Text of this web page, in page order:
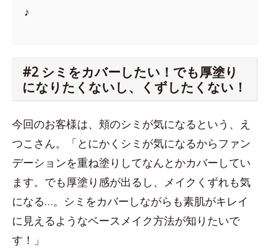
♪
#2 シミをカバーしたい！でも厚塗り
になりたくないし、くずしたくない！
今回のお客様は、頬のシミが気になるという、え
つこさん。「とにかくシミが気になるからファン
デーションを重ね塗りしてなんとかカバーしてい
ます。でも厚塗り感が出るし、メイクくずれも気
になる…。シミをカバーしながらも素肌がキレイ
に見えるようなベースメイク方法が知りたいで
す！」